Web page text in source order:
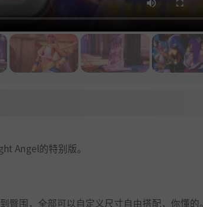
Angel的特别版。
围，全部可以自定义尺寸自由搭配，你懂的。